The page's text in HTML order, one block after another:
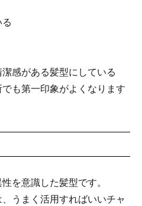
感がある髪型にしている
も第一印象がよくなります
を意識した髪型です。
うまく活用すればいいチャ